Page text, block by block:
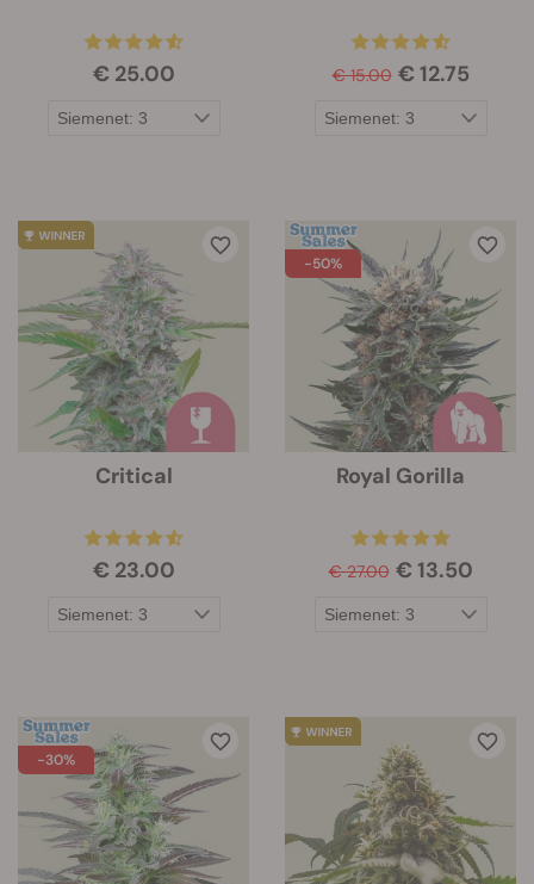
€ 25.00 € 15.00 € 12.75
Critical
€ 23.00
-50%
Royal Gorilla
€ 27.00 € 13.50
-30%